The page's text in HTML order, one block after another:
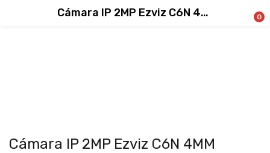
Cámara IP 2MP Ezviz C6N 4MM 1080P Interior 0
Cámara IP 2MP Ezviz C6N 4MM